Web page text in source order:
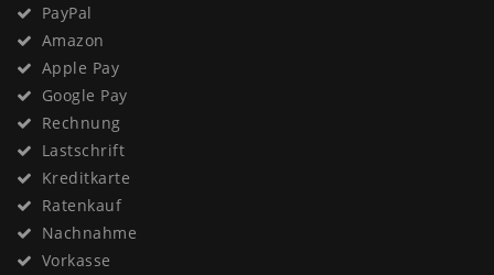
PayPal
Amazon
Apple Pay
Google Pay
Rechnung
Lastschrift
Kreditkarte
Ratenkauf
Nachnahme
Vorkasse